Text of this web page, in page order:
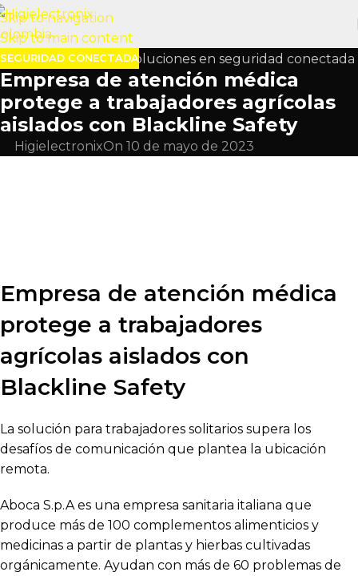
Skip to navigation
Skip to main content
SEGURIDAD CONECTADA
Empresa de atención médica
protege a trabajadores agrícolas
aislados con Blackline Safety
HigielectronixOn 10 de mayo de 2023
Empresa de atención médica
protege a trabajadores
agrícolas aislados con
Blackline Safety
La solución para trabajadores solitarios supera los
desafíos de comunicación que plantea la ubicación
remota.
Aboca S.p.A es una empresa sanitaria italiana que
produce más de 100 complementos alimenticios y
medicinas a partir de plantas y hierbas cultivadas
orgánicamente. Ayudan con más de 60 problemas de